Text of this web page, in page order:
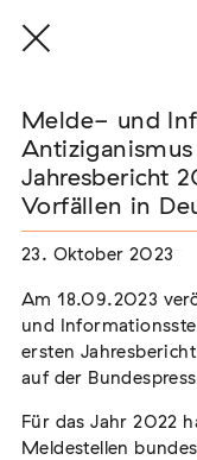
Melde-
Am 18.09.2023
Melde- und
Jahresbericht
Vorfällen in
23. Oktober 2023
Am 18.09.2023
und
ersten
auf der
Für das Jahr 2022
Meldestellen